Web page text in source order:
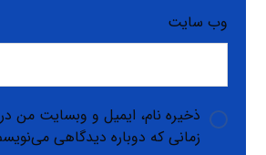
وب‌ سایت
ذخیره نام، ایمیل و وبسایت من در
زمانی که دوباره دیدگاهی